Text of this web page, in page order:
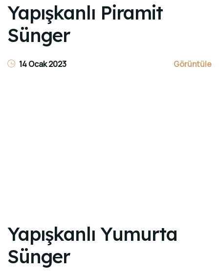
Yapışkanlı Piramit
Sünger
14 Ocak 2023 Görüntüle
Yapışkanlı Yumurta
Sünger